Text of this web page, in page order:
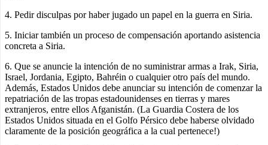
4. Pedir disculpas por haber jugado un papel en la guerra en Siria.
5. Iniciar también un proceso de compensación aportando asistencia
concreta a Siria.
6. Que se anuncie la intención de no suministrar armas a Irak, Siria,
Israel, Jordania, Egipto, Bahréin o cualquier otro país del mundo.
Además, Estados Unidos debe anunciar su intención de comenzar la
repatriación de las tropas estadounidenses en tierras y mares
extranjeros, entre ellos Afganistán. (La Guardia Costera de los
Estados Unidos situada en el Golfo Pérsico debe haberse olvidado
claramente de la posición geográfica a la cual pertenece!)